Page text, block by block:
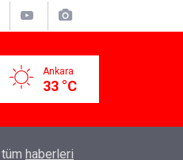
Ankara
33 °C
yok: YENİ Parti kapılarını açtı
haberleri